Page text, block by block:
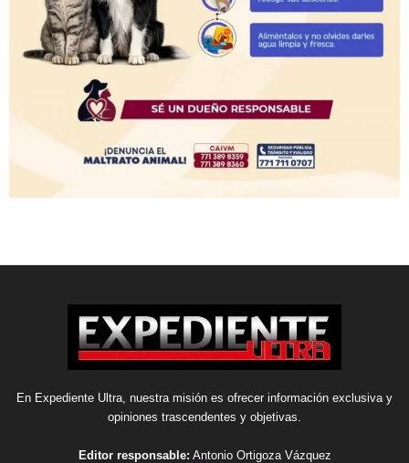
En Expediente Ultra, nuestra misión es ofrecer información exclusiva y
opiniones trascendentes y objetivas.
Editor responsable: Antonio Ortigoza Vázquez